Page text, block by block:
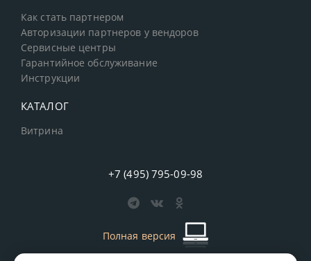
Как стать партнером
Авторизации партнеров у вендоров
Сервисные центры
Гарантийное обслуживание
Инструкции
КАТАЛОГ
Витрина
+7 (495) 795-09-98
Полная версия